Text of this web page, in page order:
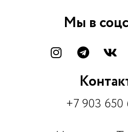
Мы в
+7 903 650